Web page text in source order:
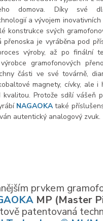
domova. Díky své
a vývojem
konstrukce svých
přenoska je vyráběna pod
výroby, až po finální
gramofonových
části ve své továrně,
magnety, cívky, ale i
Protože sdílí vášeň
NAGAOKAtaké
autentický analogový zvuk.
prvkem
MP (Master
patentovaná